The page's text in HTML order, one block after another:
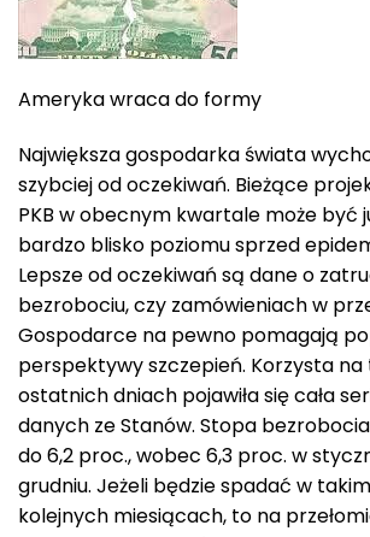
Ameryka wraca do formy
Największa gospodarka świata
szybciej od oczekiwań. Bieżące
PKB w obecnym kwartale może być
bardzo blisko poziomu sprzed
Lepsze od oczekiwań są dane o
bezrobociu, czy zamówieniach w
Gospodarce na pewno pomagają
perspektywy szczepień. Korzysta
ostatnich dniach pojawiła się cała
danych ze Stanów. Stopa
do 6,2 proc., wobec 6,3 proc. w
grudniu. Jeżeli będzie spadać w
kolejnych miesiącach, to na